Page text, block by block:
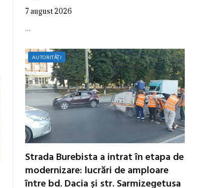
7 august 2026
…
AUTORITĂȚI
Strada Burebista a intrat în etapa de
modernizare: lucrări de amploare
între bd. Dacia și str. Sarmizegetusa